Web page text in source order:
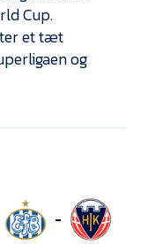
Cup.
et tæt
og
-